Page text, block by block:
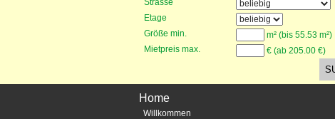
Strasse
Etage
Größe min.
m² (bis 55.53 m²)
Mietpreis max.
€ (ab 205.00 €)
Home
Willkommen